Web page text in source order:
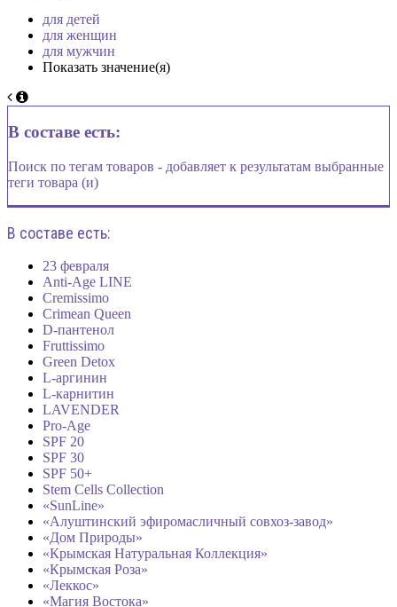
для детей
для женщин
для мужчин
Показать значение(я)
В составе есть:
Поиск по тегам товаров - добавляет к результатам выбранные
теги товара (и)
В составе есть:
23 февраля
Anti-Age LINE
Cremissimo
Crimean Queen
D-пантенол
Fruttissimo
Green Detox
L-аргинин
L-карнитин
LAVENDER
Pro-Age
SPF 20
SPF 30
SPF 50+
Stem Cells Collection
«SunLine»
«Алуштинский эфиромасличный совхоз-завод»
«Дом Природы»
«Крымская Натуральная Коллекция»
«Крымская Роза»
«Леккос»
«Магия Востока»